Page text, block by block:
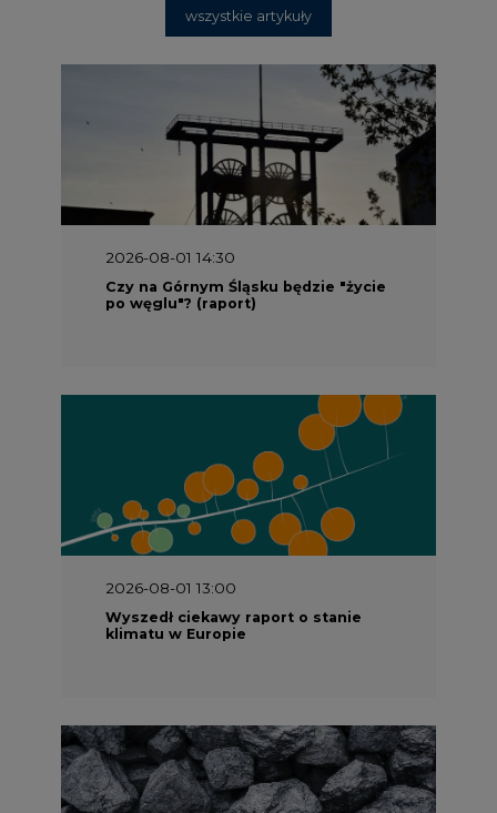
wszystkie artykuły
2026-08-01 14:30
Czy na Górnym Śląsku będzie "życie
po węglu"? (raport)
2026-08-01 13:00
Wyszedł ciekawy raport o stanie
klimatu w Europie